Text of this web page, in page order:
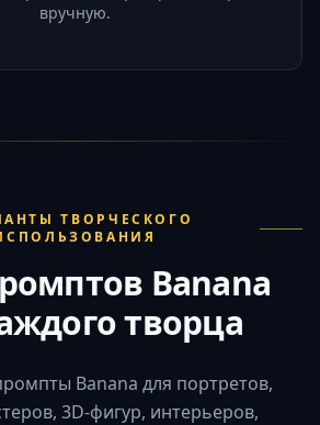
вручную.
ТВОРЧЕСКОГО
Banana
творца
Banana для портретов,
3D-фигур, интерьеров,